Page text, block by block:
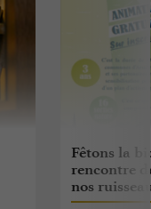
Fêtons la
rencontre
nos